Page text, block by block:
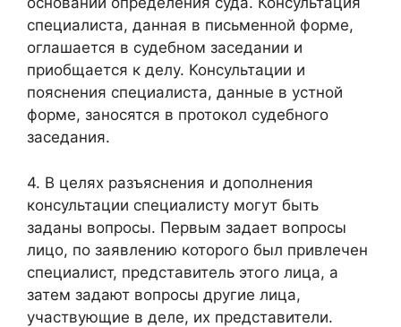
специалиста, данная в письменной форме,
оглашается в судебном заседании и
приобщается к делу. Консультации и
пояснения специалиста, данные в устной
форме, заносятся в протокол судебного
заседания.
4. В целях разъяснения и дополнения
консультации специалисту могут быть
заданы вопросы. Первым задает вопросы
лицо, по заявлению которого был привлечен
специалист, представитель этого лица, а
затем задают вопросы другие лица,
участвующие в деле, их представители.